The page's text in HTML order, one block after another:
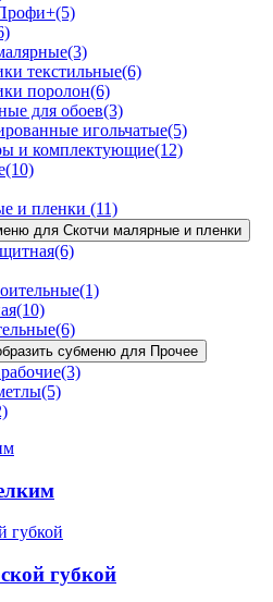
(5)
(3)
текстильные(6)
поролон(6)
для обоев(3)
игольчатые(5)
и комплектующие(12)
(10)
и пленки (11)
для Скотчи малярные и пленки
(6)
(1)
(10)
(6)
субменю для Прочее
(3)
(5)
губкой